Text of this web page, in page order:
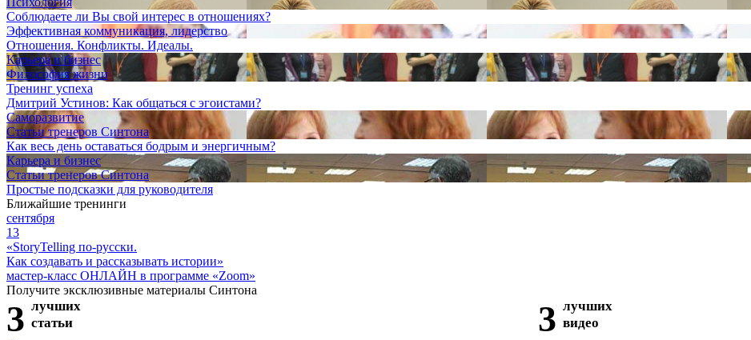
Соблюдаете ли Вы свой интерес в отношениях?
Эффективная коммуникация, лидерство
Отношения. Конфликты. Идеалы.
Карьера и бизнес
Философия жизни
Тренинг успеха
Дмитрий Устинов: Как общаться с эгоистами?
Саморазвитие
Статьи тренеров Синтона
Как весь день оставаться бодрым и энергичным?
Карьера и бизнес
Статьи тренеров Синтона
Простые подсказки для руководителя
Ближайшие тренинги
сентября
13
«StoryTelling по-русски.
Как создавать и рассказывать истории»
мастер-класс ОНЛАЙН в программе «Zoom»
Получите эксклюзивные материалы Синтона
3 лучших
статьи
3 лучших
видео